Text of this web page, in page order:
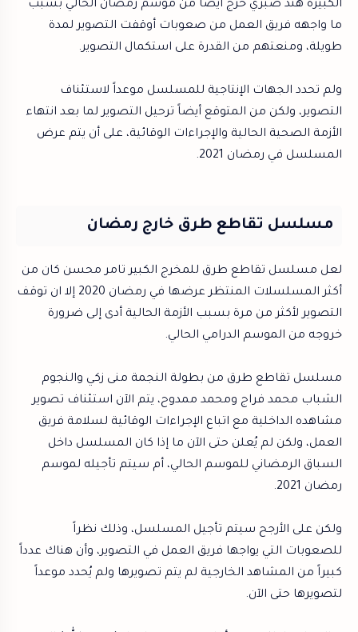
الكبيرة هند صبري خرج أيضاً من موسم رمضان الحالي بسبب
ما واجهه فريق العمل من صعوبات أوقفت التصوير لمدة
طويلة، ومنعتهم من القدرة على استكمال التصوير.
ولم تحدد الجهات الإنتاجية للمسلسل موعداً لاستئناف
التصوير، ولكن من المتوقع أيضاً ترحيل التصوير لما بعد انتهاء
الأزمة الصحية الحالية والإجراءات الوقائية، على أن يتم عرض
المسلسل في رمضان 2021.
مسلسل تقاطع طرق خارج رمضان
لعل مسلسل تقاطع طرق للمخرج الكبير تامر محسن كان من
أكثر المسلسلات المنتظر عرضها في رمضان 2020 إلا ان توقف
التصوير لأكثر من مرة بسبب الأزمة الحالية أدى إلى ضرورة
خروجه من الموسم الدرامي الحالي.
مسلسل تقاطع طرق من بطولة النجمة منى زكي والنجوم
الشباب محمد فراج ومحمد ممدوح، يتم الآن استئناف تصوير
مشاهده الداخلية مع اتباع الإجراءات الوقائية لسلامة فريق
العمل، ولكن لم يُعلن حتى الآن ما إذا كان المسلسل داخل
السباق الرمضاني للموسم الحالي، أم سيتم تأجيله لموسم
رمضان 2021.
ولكن على الأرجح سيتم تأجيل المسلسل، وذلك نظراً
للصعوبات التي يواجها فريق العمل في التصوير، وأن هناك عدداً
كبيراً من المشاهد الخارجية لم يتم تصويرها ولم يُحدد موعداً
لتصويرها حتى الآن.